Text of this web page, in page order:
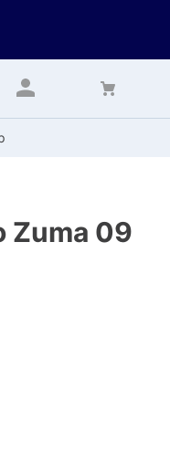
Zuma 09